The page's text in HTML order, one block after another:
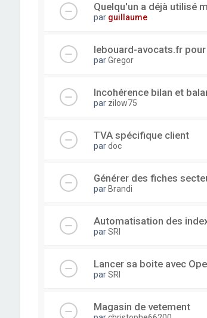
Quelqu'un a déjà utilisé
par guillaume
lebouard-avocats.fr pour
parGregor
Incohérence bilan et
par zilow75
TVA spécifique client
pardoc
Générer des fiches
par Brandi
Automatisation des
parSRI
Lancer sa boite avec
parSRI
Magasin de vetement